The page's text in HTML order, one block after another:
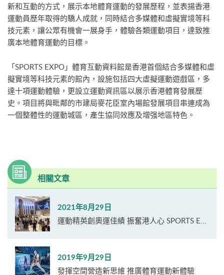
新和互動的方式，展示本地體育運動的發展歷程，並表揚香港
運動員歷年取得的驕人成就，同時結合多媒體和虛擬實境等科
技元素，讓公眾有機會一展身手，體驗各類運動項目，達致推
廣本地體育運動的目標。
「SPORTS EXPO」體育互動資料館是香港首個結合多媒體和虛
擬實境等科技元素的館內，設施包括四大虛擬運動遊戲區，多
達十項運動體驗，更設立運動資訊區以展示香港體育發展歷
史。項目將與毗鄰的市建局麥花臣室內場館發展項目串連成為
一個整體性的運動城區，產生協同效應及增强地區特色。
相關文章
2021年8月29日
運動精英創奧運佳績 振奮港人心 SPORTS E...
2019年9月29日
發揮空間營造新思維 推廣體育運動新體驗